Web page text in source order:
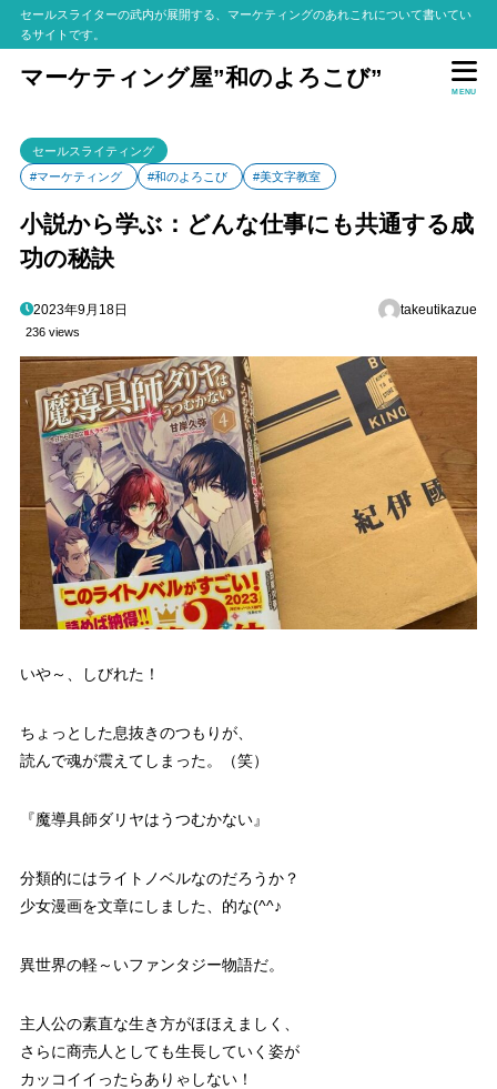
セールスライターの武内が展開する、マーケティングのあれこれについて書いてい
るサイトです。
マーケティング屋”和のよろこび”
MENU
セールスライティング
#マーケティング
#和のよろこび #美文字教室
小説から学ぶ：どんな仕事にも共通する成
功の秘訣
2023年9月18日 takeutikazue
236 views
いや～、しびれた！
ちょっとした息抜きのつもりが、
読んで魂が震えてしまった。（笑）
『魔導具師ダリヤはうつむかない』
分類的にはライトノベルなのだろうか？
少女漫画を文章にしました、的な(^^♪
異世界の軽～いファンタジー物語だ。
主人公の素直な生き方がほほえましく、
さらに商売人としても生長していく姿が
カッコイイったらありゃしない！